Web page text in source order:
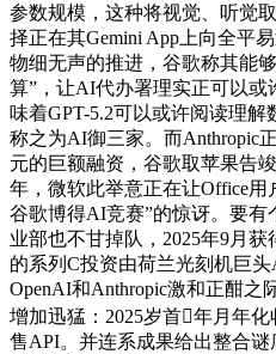
参数规模，这种将视觉、听觉
择正在其Gemini App上向全平
物细无声的推进，谷歌称其能
算”，让AI代办署理实正可以
味着GPT-5.2可以或许阅读理
称之为AI御三家。而Anthropic
元的巨额融资，谷歌取苹果告
年，微软此举意正在让Office用
谷歌博得AI竞赛”的惊讶。要有
业部也不甘掉队，2025年9月获
的系列C投资由荷兰光刻机巨
OpenAI和Anthropic激和正酣之
增加迅猛：2025岁首年月年
售API。并连系成果给出整合